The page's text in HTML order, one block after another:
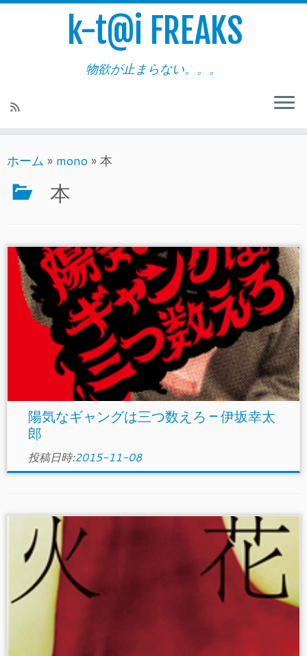
k-t@i FREAKS
物欲が止まらない。。。
ホーム » mono »本
本
陽気なギャングは三つ数えろ – 伊坂幸太
郎
投稿日時:2015-11-08